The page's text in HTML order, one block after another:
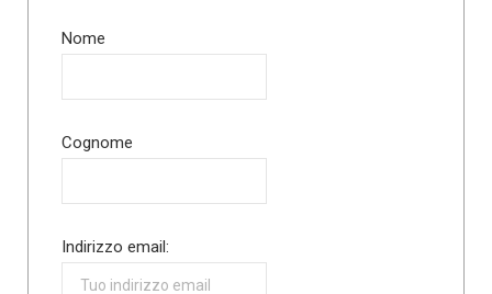
Nome
Cognome
Indirizzo email: